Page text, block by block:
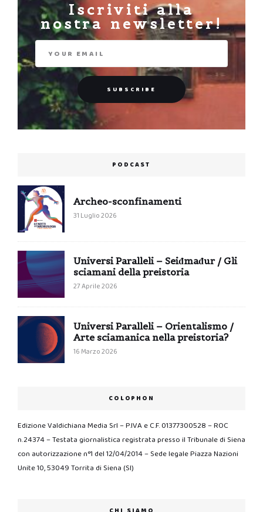
Iscriviti alla
nostra newsletter!
PODCAST
Archeo-sconfinamenti
31 Luglio 2026
Universi Paralleli – Seiđmađur / Gli
sciamani della preistoria
27 Aprile 2026
Universi Paralleli – Orientalismo /
Arte sciamanica nella preistoria?
16 Marzo 2026
COLOPHON
Edizione Valdichiana Media Srl – P.IVA e C.F. 01377300528 – ROC
n.24374 – Testata giornalistica registrata presso il Tribunale di Siena
con autorizzazione n°1 del 12/04/2014 – Sede legale Piazza Nazioni
Unite 10, 53049 Torrita di Siena (SI)